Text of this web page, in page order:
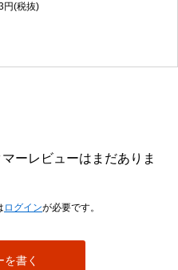
円(税抜)
ーレビューはまだありま
ログインが必要です。
を書く